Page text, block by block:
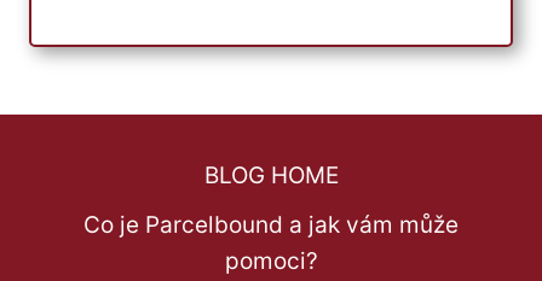
BLOG HOME
Co je Parcelbound a jak vám může
pomoci?